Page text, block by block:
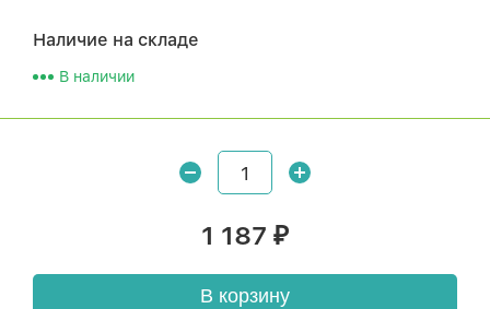
Наличие на складе
В наличии
1 187 ₽
В корзину